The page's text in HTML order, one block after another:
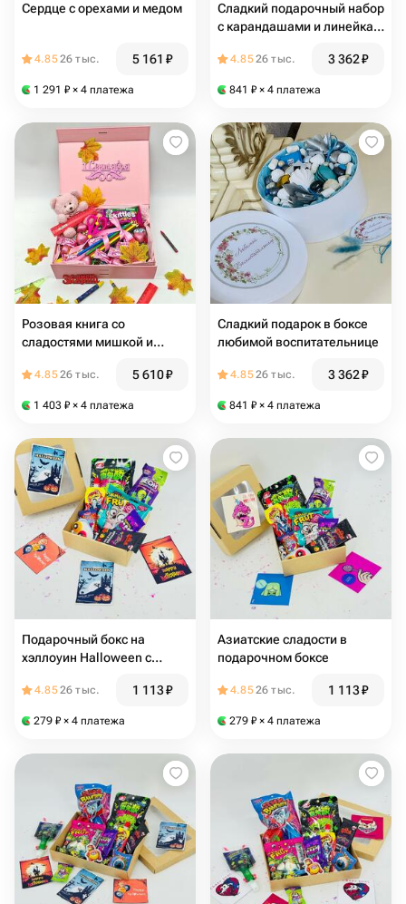
Сердце с орехами и медом
4.8526 тыс. 5 161 ₽
1 291 ₽ × 4 платежа
Сладкий подарочный набор
с карандашами и линейка и
сентября день учителя
4.8526 тыс. 3 362₽
841 ₽ × 4 платежа
Розовая книга со
сладостями мишкой и
принадлежностями в
Учителя
4.8526 тыс. 5 610₽
1 403 ₽ × 4 платежа
Сладкий подарок в боксе
любимой воспитательнице
4.8526 тыс. 3 362₽
841 ₽ × 4 платежа
Подарочный бокс на
хэллоуин Halloween с
4.8526 тыс. 1 113₽
279 ₽ × 4 платежа
Азиатские сладости в
подарочном боксе
4.8526 тыс. 1 113₽
279 ₽ × 4 платежа